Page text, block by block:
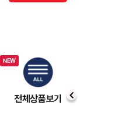
전체상품보기